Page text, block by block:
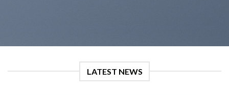
LATEST NEWS